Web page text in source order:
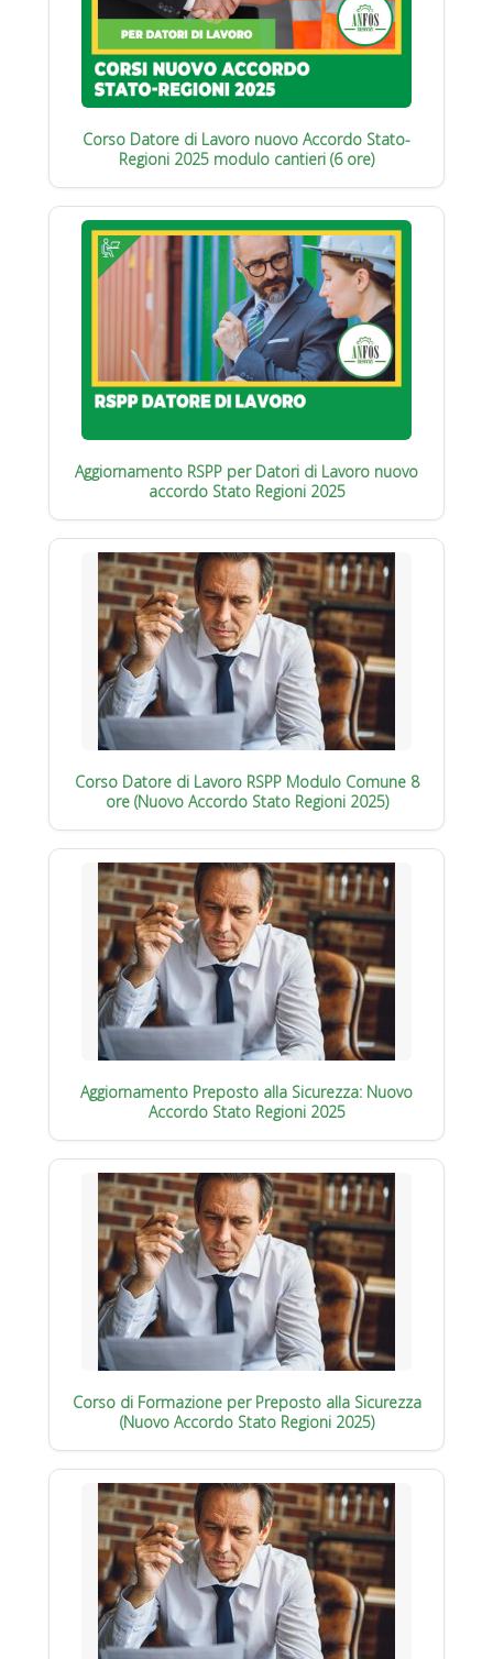
Corso Datore di Lavoro nuovo Accordo Stato-
Regioni 2025 modulo cantieri (6 ore)
Aggiornamento RSPP per Datori di Lavoro nuovo
accordo Stato Regioni 2025
Corso Datore di Lavoro RSPP Modulo Comune 8
ore (Nuovo Accordo Stato Regioni 2025)
Aggiornamento Preposto alla Sicurezza: Nuovo
Accordo Stato Regioni 2025
Corso di Formazione per Preposto alla Sicurezza
(Nuovo Accordo Stato Regioni 2025)